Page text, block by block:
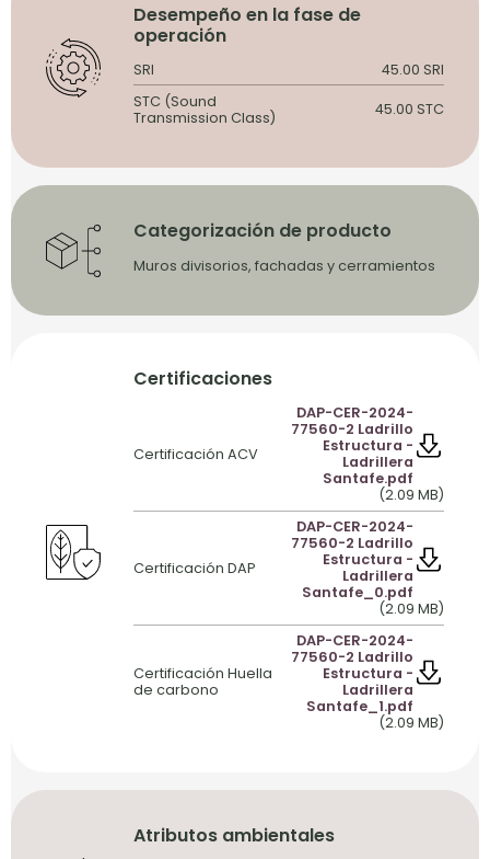
Desempeño en la fase de
operación
SRI
45.00 SRI
STC (Sound
Transmission Class)
45.00 STC
Categorización de producto
Muros divisorios, fachadas y cerramientos
Certificaciones
Certificación ACV
DAP-CER-2024-
77560-2 Ladrillo
Estructura -
Ladrillera
Santafe.pdf
(2.09 MB)
Certificación DAP
DAP-CER-2024-
77560-2 Ladrillo
Estructura -
Ladrillera
Santafe_0.pdf
(2.09 MB)
Certificación Huella
de carbono
DAP-CER-2024-
77560-2 Ladrillo
Estructura -
Ladrillera
Santafe_1.pdf
(2.09 MB)
Atributos ambientales